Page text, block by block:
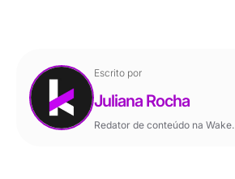
Escrito por
Juliana Rocha
Redator de conteúdo na Wake.